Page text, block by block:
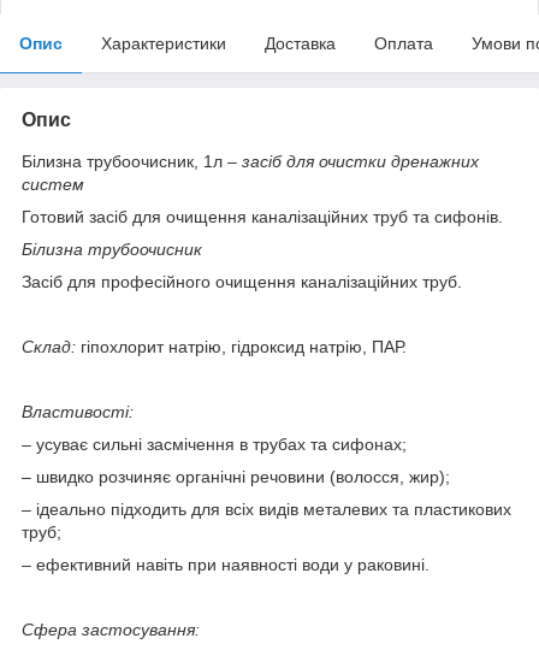
Опис Характеристики Доставка Оплата Умови
Опис
Білизна трубоочисник, 1л – засіб для очистки дренажних
систем
Готовий засіб для очищення каналізаційних труб та сифонів.
Білизна трубоочисник
Засіб для професійного очищення каналізаційних труб.
Склад: гіпохлорит натрію, гідроксид натрію, ПАР.
Властивості:
– усуває сильні засмічення в трубах та сифонах;
– швидко розчиняє органічні речовини (волосся, жир);
– ідеально підходить для всіх видів металевих та пластикових
труб;
– ефективний навіть при наявності води у раковині.
Сфера застосування: